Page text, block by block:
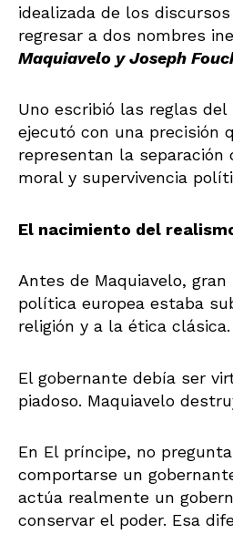
idealizada de los
regresar a dos nombres
Maquiavelo y Joseph
Uno escribió las reglas
ejecutó con una precisión
representan la separación
moral y supervivencia
El nacimiento del
Antes de Maquiavelo,
política europea estaba
religión y a la ética clásica.
El gobernante debía ser
piadoso. Maquiavelo
En El príncipe, no
comportarse un
actúa realmente un
conservar el poder. Esa